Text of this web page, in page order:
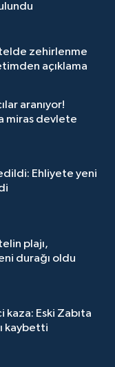
zehirlenme
açıklama
aranıyor!
miras devlete
Ehliyete yeni
plajı,
durağı oldu
kaza: Eski Zabıta
kaybetti